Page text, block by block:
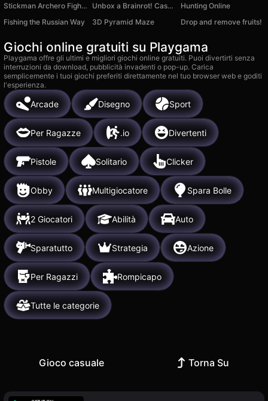
Stickman Archero Fight: stick shadow fight war
Unbox a Brainrot! Case Obby Magnate Farm +1 RNG
Hunting Online
Fishing the Russian Way
3D Pyramid Maze Drop and remove fruits!
Giochi online gratuiti su Playgama
Playgama offre gli ultimi e migliori giochi online gratuiti. Puoi divertirti senza
interruzioni da download, pubblicità invadenti o pop-up. Carica
semplicemente i tuoi giochi preferiti direttamente nel tuo browser web e goditi
l'esperienza.
Arcade Disegno Sport
Per Ragazze .io Divertenti
Pistole Solitario Clicker
Obby Multigiocatore Spara Bolle
2 Giocatori Abilità Auto
Sparatutto Strategia Azione
Per Ragazzi Rompicapo
Tutte le categorie
Gioco casuale Torna Su